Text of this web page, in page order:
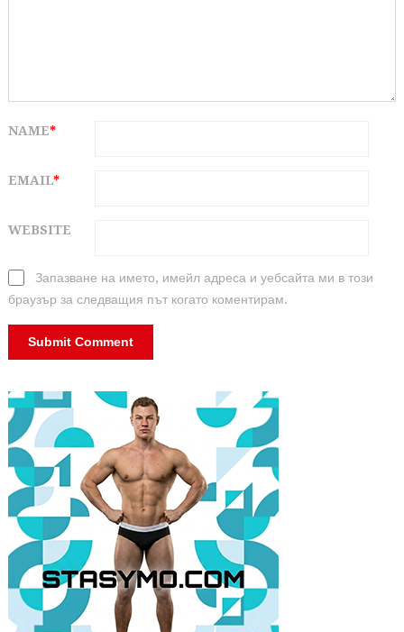
NAME*
EMAIL*
WEBSITE
Запазване на името, имейл адреса и уебсайта ми в този
браузър за следващия път когато коментирам.